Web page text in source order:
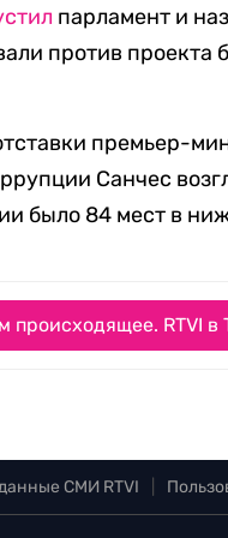
парламент и
против
премьер-
Санчес
было 84 мест в
происходящее. RTVI в
СМИ RTVI